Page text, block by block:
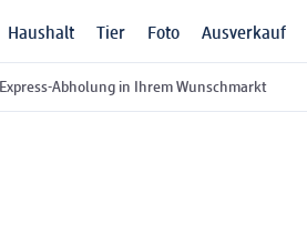
Haushalt Tier Foto Ausverkauf
Express-Abholung in Ihrem Wunschmarkt